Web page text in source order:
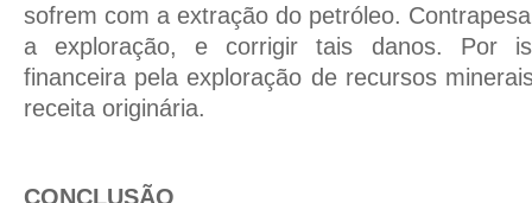
sofrem com a extração do petróleo.
a exploração, e corrigir tais danos. Por
financeira pela exploração de recursos
receita originária.
CONCLUSÃO